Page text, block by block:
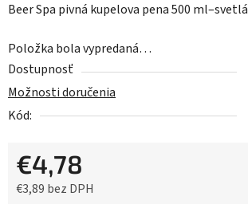
Beer Spa pivná kupelova pena 500 ml–svetlá
Položka bola vypredaná…
Dostupnosť
Možnosti doručenia
Kód:
€4,78
€3,89 bez DPH